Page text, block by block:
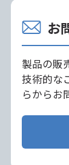
お
製品の販
技術的な
らからお